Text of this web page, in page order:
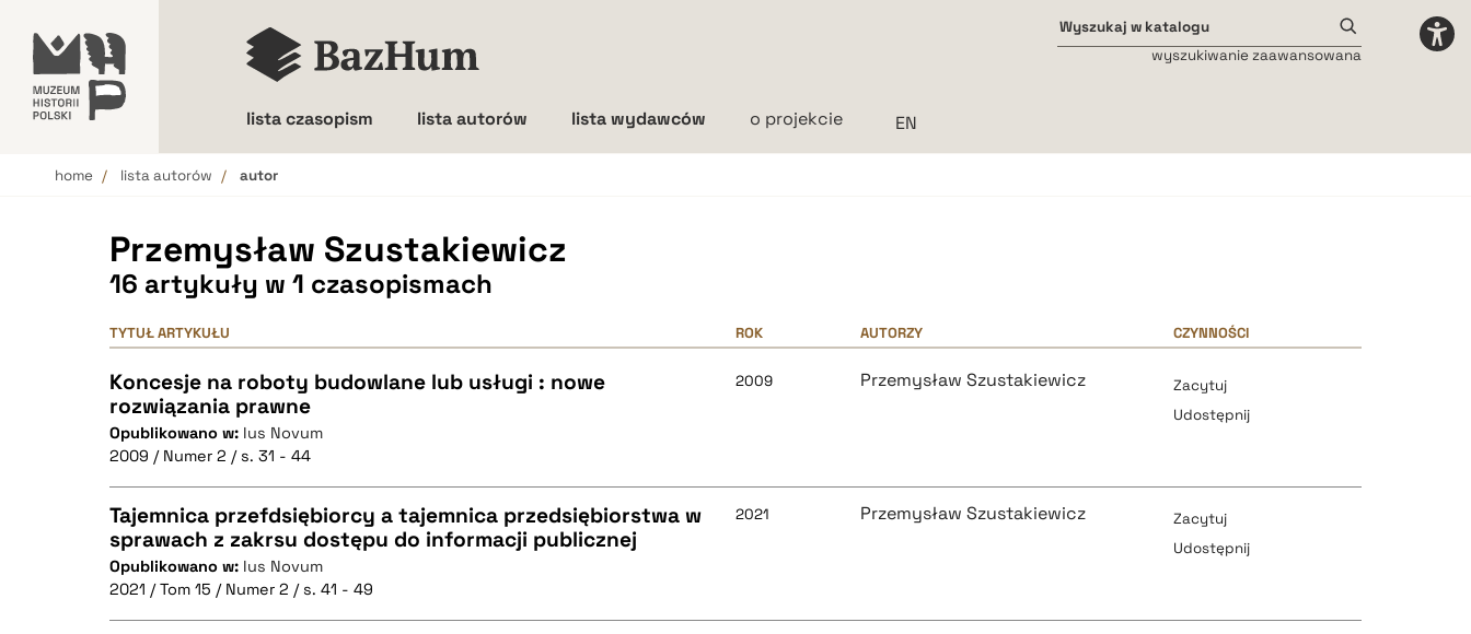
lista czasopism lista autorów lista wydawców o projekcie
wyszukiwanie zaawansowana
home lista autorów autor
Przemysław Szustakiewicz
16 artykuły w 1 czasopismach
TYTUŁ ARTYKUŁU ROK AUTORZY CZYNNOŚCI
Koncesje na roboty budowlane lub usługi : nowe
rozwiązania prawne
Opublikowano w: Ius Novum
2009 / Numer 2 / s. 31 - 44
2009 Przemysław Szustakiewicz
Zacytuj
Udostępnij
CZYSTY TEKST
pobierz cytat
Tajemnica przefdsiębiorcy a tajemnica przedsiębiorstwa w
sprawach z zakrsu dostępu do informacji publicznej
Opublikowano w: Ius Novum
2021 / Tom 15 / Numer 2 / s. 41 - 49
2021 Przemysław Szustakiewicz
Zacytuj
Udostępnij